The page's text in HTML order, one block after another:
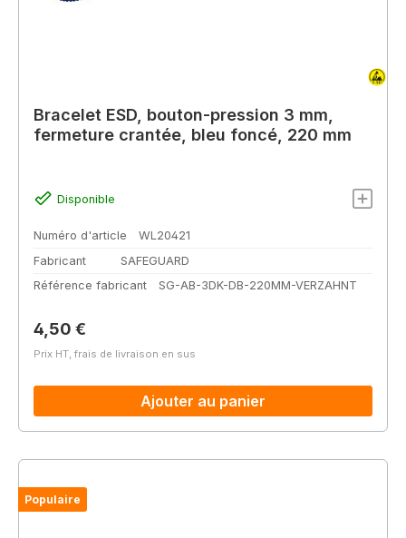
Bracelet ESD, bouton-pression 3 mm,
fermeture crantée, bleu foncé, 220 mm
Disponible
Numéro d'article
WL20421
Fabricant
SAFEGUARD
Référence fabricant
SG-AB-3DK-DB-220MM-VERZAHNT
Prix régulier :
4,50 €
Prix HT, frais de livraison en sus
Ajouter au panier
Populaire